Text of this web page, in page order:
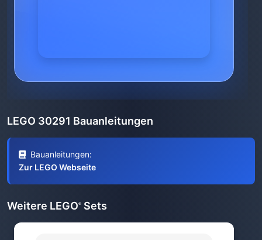
LEGO 30291 Bauanleitungen
Bauanleitungen:
Zur LEGO Webseite
Weitere LEGO® Sets